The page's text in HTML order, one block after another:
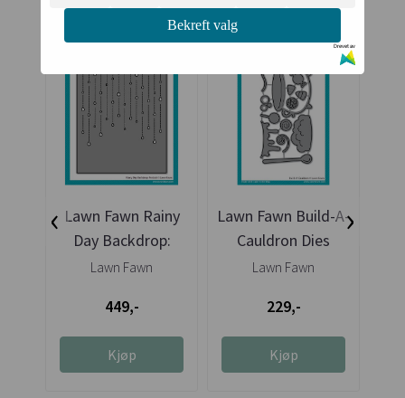
Lawn Fawn Rainy
Day Backdrop:
Portrait Die
Lawn Fawn
449,-
Kjøp
Lawn Fawn Build-A-
Cauldron Dies
Lawn Fawn
229,-
Kjøp
‹ ›
Bekreft valg
Drevet av